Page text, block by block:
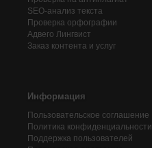
SEO-анализ текста
Проверка орфографии
Адвего Лингвист
Заказ контента и услуг
Информация
Пользовательское соглашение
Политика конфиденциальности
Поддержка пользователей